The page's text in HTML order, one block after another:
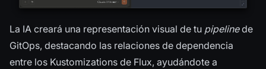
La IA creará una representación visual de tu pipelinede
GitOps, destacando las relaciones de dependencia
entre los Kustomizations de Flux, ayudándote a